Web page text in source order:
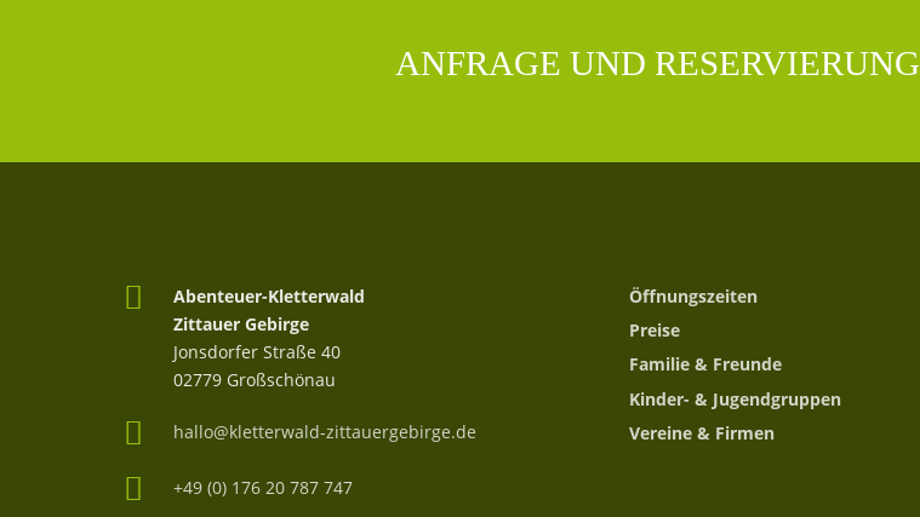
ANFRAGE UND RESERVIERUNG
Abenteuer-Kletterwald
Zittauer Gebirge
Jonsdorfer Straße 40
02779 Großschönau
hallo@kletterwald-zittauergebirge.de
+49 (0) 176 20 787 747
Öffnungszeiten
Preise
Familie & Freunde
Kinder- & Jugendgruppen
Vereine & Firmen